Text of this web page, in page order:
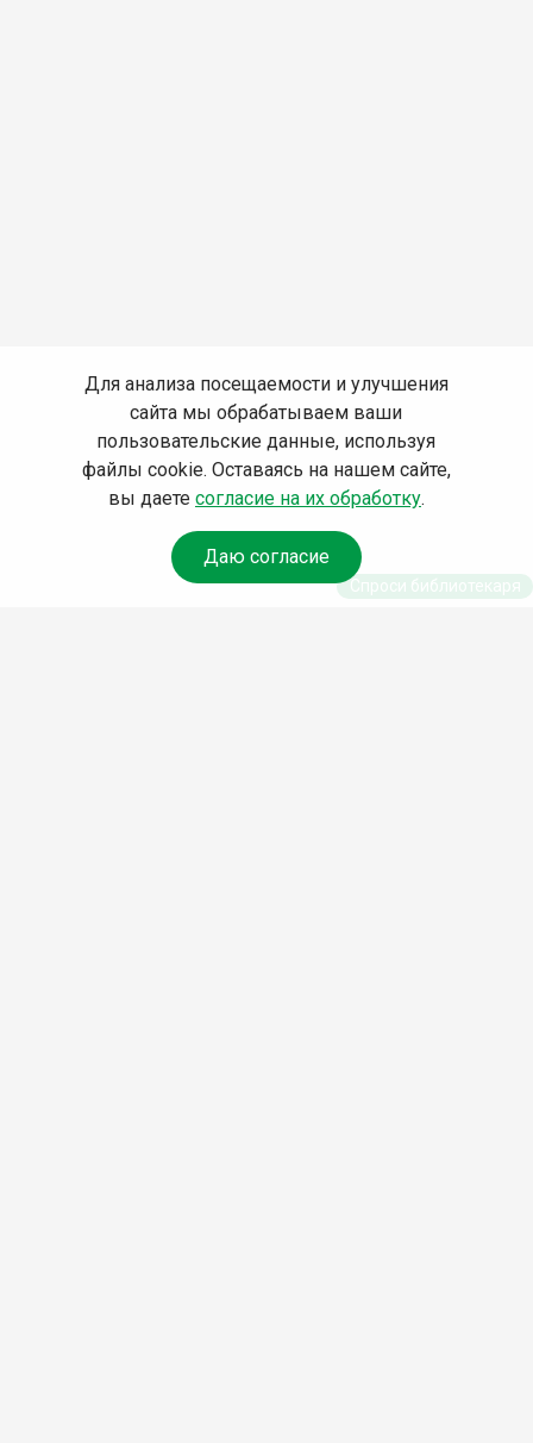
Для анализа посещаемости и улучшения
сайта мы обрабатываем ваши
пользовательские данные, используя
файлы cookie. Оставаясь на нашем сайте,
вы даете согласие на их обработку.
Даю согласие
Спроси библиотекаря